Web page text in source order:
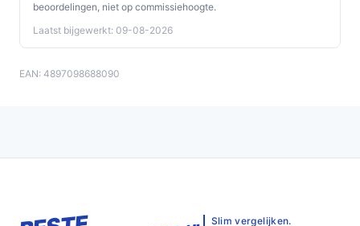
beoordelingen, niet op commissiehoogte.
Laatst bijgewerkt: 09-08-2026
EAN: 4897098688090
Slim vergelijken.